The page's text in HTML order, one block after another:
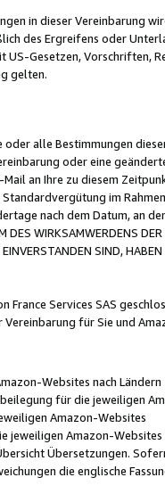
in dieser Vereinbarung
des Ergreifens oder
Gesetzen, Vorschriften,
gelten.
alle Bestimmungen
oder eine
an Ihre zu diesem
im
nach dem Datum, an
DES WIRKSAMWERDENS
SIND,
France Services SAS
für Sie und
Websites nach Ländern
für die jeweiligen
Amazon-Websites
jeweiligen Amazon-Websites
Übersetzungen.
die englische